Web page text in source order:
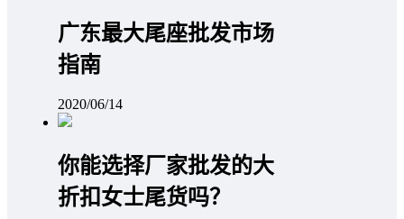
广东最大尾座批发市场
指南
2020/06/14
你能选择厂家批发的大
折扣女士尾货吗？